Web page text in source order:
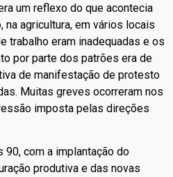
um reflexo do que acontecia
na agricultura, em vários locais
trabalho eram inadequadas e os
por parte dos patrões era de
de manifestação de protesto
Muitas greves ocorreram nos
imposta pelas direções
90, com a implantação do
produtiva e das novas